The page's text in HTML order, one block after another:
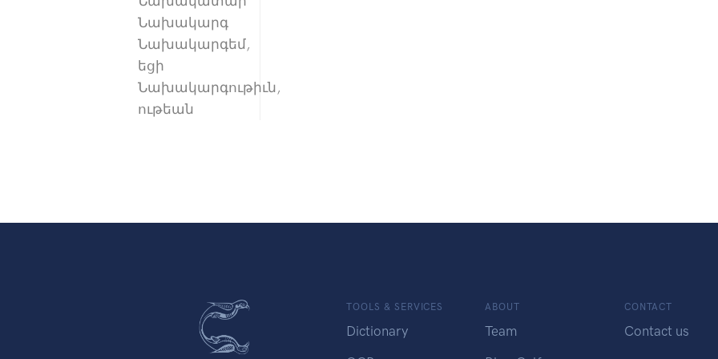
Նախակարգ
Նախակարգեմ,
եցի
Նախակարգութիւն,
ութեան
TOOLS & SERVICES
Dictionary
ABOUT
Team
CONTACT
Contact us